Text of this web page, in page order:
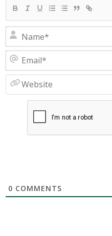
0 COMMENTS